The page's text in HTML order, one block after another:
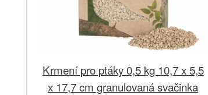
Krmení pro ptáky 0,5 kg 10,7 x 5,5
x 17,7 cm granulovaná svačinka